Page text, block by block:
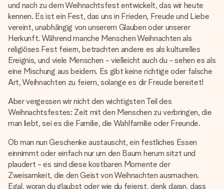
und nach zu dem Weihnachtsfest entwickelt, das wir heute
kennen. Es ist ein Fest, das uns in Frieden, Freude und Liebe
vereint, unabhängig von unserem Glauben oder unserer
Herkunft. Während manche Menschen Weihnachten als
religiöses Fest feiern, betrachten andere es als kulturelles
Ereignis, und viele Menschen - vielleicht auch du - sehen es als
eine Mischung aus beidem. Es gibt keine richtige oder falsche
Art, Weihnachten zu feiern, solange es dir Freude bereitet!
Aber vergessen wir nicht den wichtigsten Teil des
Weihnachtsfestes: Zeit mit den Menschen zu verbringen, die
man liebt, sei es die Familie, die Wahlfamilie oder Freunde.
Ob man nun Geschenke austauscht, ein festliches Essen
einnimmt oder einfach nur um den Baum herum sitzt und
plaudert - es sind diese kostbaren Momente der
Zweisamkeit, die den Geist von Weihnachten ausmachen.
Egal, woran du glaubst oder wie du feierst, denk daran, dass